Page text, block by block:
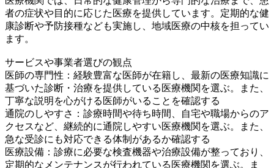
者の症状や目的に応じた医療を提供しています。定期的な健
康診断や予防接種なども実施し、地域医療の中核を担ってい
ます。
サービスや事業者選びの観点
医師の専門性：経験豊富な医師が在籍し、最新の医療知識に
基づいた診断・治療を提供している医療機関を選ぶ。また、
丁寧な説明を心がける医師がいることを確認する
通院のしやすさ：診療時間や待ち時間、自宅や職場からのア
クセスなど、継続的に通院しやすい医療機関を選ぶ。また、
急な受診にも対応できる体制があるか確認する
医療設備：診療に必要な検査機器や治療設備が整っており、
定期的なメンテナンスが行われている医療機関を選ぶ。ま